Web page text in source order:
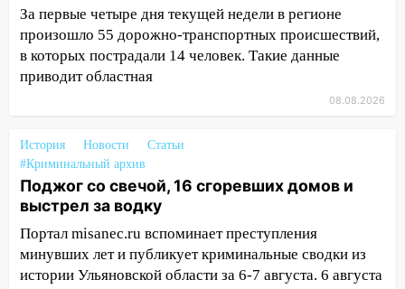
07.08.2026
20:40 Ульяновские аграрии смогут
купить тракторы с отсрочкой платежа
до декабря
мероприятие, приуроченное к
празднованию Дня сотрудника органов
следствия Российской Федерации
19:30
Ульяновцев приглашают
поддержать «Симбирскую чебурашку»
на фестивале «ФормАРТ»
За первые четыре дня текущей недели в регионе
произошло 55 дорожно-транспортных происшествий,
в которых пострадали 14 человек. Такие данные
приводит областная
08.08.2026
История Новости
Статьи
#Криминальный архив
Поджог со свечой, 16 сгоревших домов и
выстрел за водку
Портал misanec.ru вспоминает преступления
минувших лет и публикует криминальные сводки из
истории Ульяновской области за 6-7 августа. 6 августа